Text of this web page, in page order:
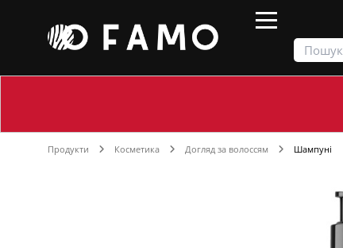
Продукти Косметика Догляд за волоссям Шампуні